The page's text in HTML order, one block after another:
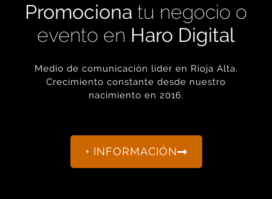
Promociona tu negocio o
evento en Haro Digital
Medio de comunicación líder en Rioja Alta.
Crecimiento constante desde nuestro
nacimiento en 2016.
+ INFORMACIÓN